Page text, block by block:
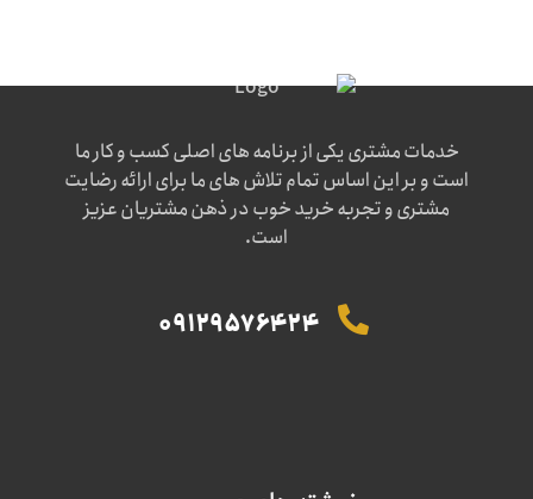
خدمات مشتری یکی از برنامه های اصلی کسب و کار ما
است و بر این اساس تمام تلاش های ما برای ارائه رضایت
مشتری و تجربه خرید خوب در ذهن مشتریان عزیز
است.
09129576424